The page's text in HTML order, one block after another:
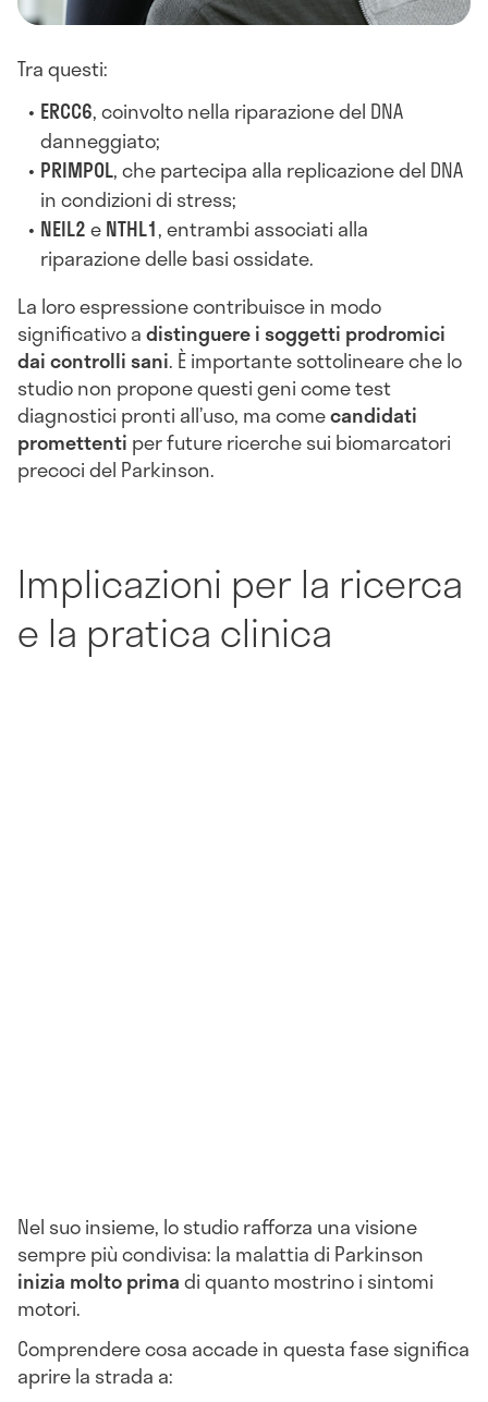
Tra questi:
ERCC6, coinvolto nella riparazione del DNA
danneggiato;
PRIMPOL, che partecipa alla replicazione del DNA
in condizioni di stress;
NEIL2eNTHL1, entrambi associati alla
riparazione delle basi ossidate.
La loro espressione contribuisce in modo
significativo adistinguere i soggetti prodromici
dai controlli sani. È importante sottolineare che lo
studio non propone questi geni come test
diagnostici pronti all’uso, ma comecandidati
promettenti per future ricerche sui biomarcatori
precoci del Parkinson.
Implicazioni per la ricerca
e la pratica clinica
Nel suo insieme, lo studio rafforza una visione
sempre più condivisa: la malattia di Parkinson
inizia molto primadi quanto mostrino i sintomi
motori.
Comprendere cosa accade in questa fase significa
aprire la strada a: